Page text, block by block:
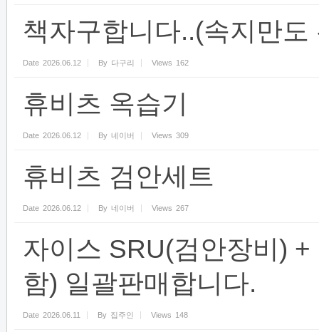
책자구합니다..(속지만도
Date 2026.06.12 By 다구리 Views 162
휴비츠 옥습기
Date 2026.06.12 By 네이버 Views 309
휴비츠 검안세트
Date 2026.06.12 By 네이버 Views 267
자이스 SRU(검안장비)
함) 일괄판매합니다.
Date 2026.06.11 By 집주인 Views 148